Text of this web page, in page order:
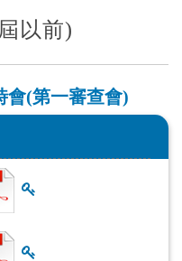
以前)
會(第一審查會)